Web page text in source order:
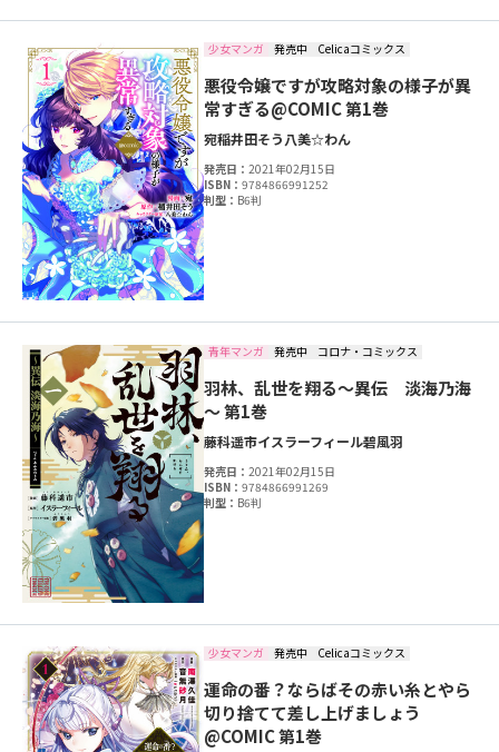
少女マンガ 発売中 Celicaコミックス
悪役令嬢ですが攻略対象の様子が異
常すぎる@COMIC 第1巻
宛稲井田そう 八美☆わん
発売日：2021年02月15日
ISBN：9784866991252
判型： B6判
青年マンガ 発売中 コロナ・コミックス
羽林、乱世を翔る～異伝 淡海乃海
～ 第1巻
藤科遥市イスラーフィール碧風羽
発売日：2021年02月15日
ISBN：9784866991269
判型： B6判
少女マンガ 発売中 Celicaコミックス
運命の番？ならばその赤い糸とやら
切り捨てて差し上げましょう
@COMIC 第1巻